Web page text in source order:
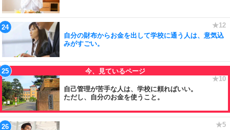
自分の財布からお金を出して学校に通う人は、意気込
みがすごい。
自己管理が苦手な人は、学校に頼ればいい。
ただし、自分のお金を使うこと。